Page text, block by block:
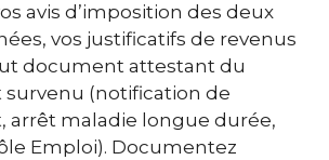
avis d’imposition des deux
vos justificatifs de revenus
document attestant du
(notification de
arrêt maladie longue durée,
Emploi). Documentez